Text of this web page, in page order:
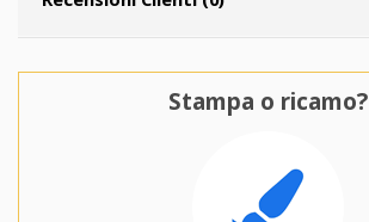
Stampa o ricamo?